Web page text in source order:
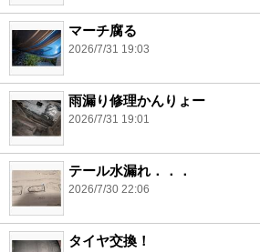
マーチ腐る
2026/7/31 19:03
雨漏り修理かんりょー
2026/7/31 19:01
テール水漏れ．．．
2026/7/30 22:06
タイヤ交換！